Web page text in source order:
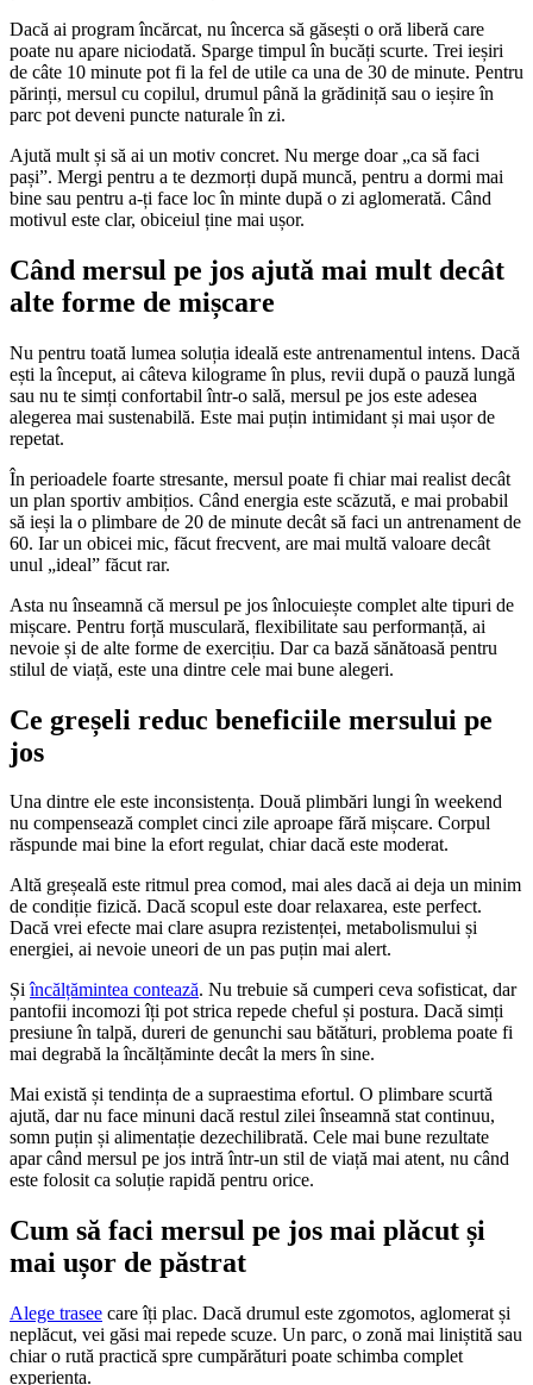
Dacă ai program încărcat, nu încerca să găsești o oră liberă care
poate nu apare niciodată. Sparge timpul în bucăți scurte. Trei ieșiri
de câte 10 minute pot fi la fel de utile ca una de 30 de minute. Pentru
părinți, mersul cu copilul, drumul până la grădiniță sau o ieșire în
parc pot deveni puncte naturale în zi.
Ajută mult și să ai un motiv concret. Nu merge doar „ca să faci
pași”. Mergi pentru a te dezmorți după muncă, pentru a dormi mai
bine sau pentru a-ți face loc în minte după o zi aglomerată. Când
motivul este clar, obiceiul ține mai ușor.
Când mersul pe jos ajută mai mult decât
alte forme de mișcare
Nu pentru toată lumea soluția ideală este antrenamentul intens. Dacă
ești la început, ai câteva kilograme în plus, revii după o pauză lungă
sau nu te simți confortabil într-o sală, mersul pe jos este adesea
alegerea mai sustenabilă. Este mai puțin intimidant și mai ușor de
repetat.
În perioadele foarte stresante, mersul poate fi chiar mai realist decât
un plan sportiv ambițios. Când energia este scăzută, e mai probabil
să ieși la o plimbare de 20 de minute decât să faci un antrenament de
60. Iar un obicei mic, făcut frecvent, are mai multă valoare decât
unul „ideal” făcut rar.
Asta nu înseamnă că mersul pe jos înlocuiește complet alte tipuri de
mișcare. Pentru forță musculară, flexibilitate sau performanță, ai
nevoie și de alte forme de exercițiu. Dar ca bază sănătoasă pentru
stilul de viață, este una dintre cele mai bune alegeri.
Ce greșeli reduc beneficiile mersului pe
jos
Una dintre ele este inconsistența. Două plimbări lungi în weekend
nu compensează complet cinci zile aproape fără mișcare. Corpul
răspunde mai bine la efort regulat, chiar dacă este moderat.
Altă greșeală este ritmul prea comod, mai ales dacă ai deja un minim
de condiție fizică. Dacă scopul este doar relaxarea, este perfect.
Dacă vrei efecte mai clare asupra rezistenței, metabolismului și
energiei, ai nevoie uneori de un pas puțin mai alert.
Șiîncălțămintea contează. Nu trebuie să cumperi ceva sofisticat, dar
pantofii incomozi îți pot strica repede cheful și postura. Dacă simți
presiune în talpă, dureri de genunchi sau bătături, problema poate fi
mai degrabă la încălțăminte decât la mers în sine.
Mai există și tendința de a supraestima efortul. O plimbare scurtă
ajută, dar nu face minuni dacă restul zilei înseamnă stat continuu,
somn puțin și alimentație dezechilibrată. Cele mai bune rezultate
apar când mersul pe jos intră într-un stil de viață mai atent, nu când
este folosit ca soluție rapidă pentru orice.
Cum să faci mersul pe jos mai plăcut și
mai ușor de păstrat
Alege trasee care îți plac. Dacă drumul este zgomotos, aglomerat și
neplăcut, vei găsi mai repede scuze. Un parc, o zonă mai liniștită sau
chiar o rută practică spre cumpărături poate schimba complet
experiența.